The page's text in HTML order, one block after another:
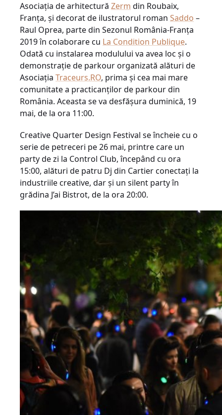
Asociația de arhitectură Zerm din Roubaix,
Franța, și decorat de ilustratorul roman Saddo –
Raul Oprea, parte din Sezonul România-Franța
2019 în colaborare cu La Condition Publique.
Odată cu instalarea modulului va avea loc și o
demonstrație de parkour organizată alături de
Asociația Traceurs.RO, prima și cea mai mare
comunitate a practicanților de parkour din
România. Aceasta se va desfășura duminică, 19
mai, de la ora 11:00.
Creative Quarter Design Festival se încheie cu o
serie de petreceri pe 26 mai, printre care un
party de zi la Control Club, începând cu ora
15:00, alături de patru Dj din Cartier conectați la
industriile creative, dar și un silent party în
grădina J’ai Bistrot, de la ora 20:00.